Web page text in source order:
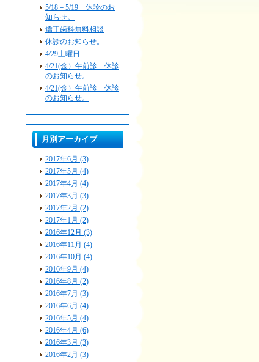
5/18－5/19 休診のお
知らせ。
矯正歯科無料相談
休診のお知らせ。
4/29土曜日
4/21(金）午前診 休診
のお知らせ。
4/21(金）午前診 休診
のお知らせ。
月別アーカイブ
2017年6月 (3)
2017年5月 (4)
2017年4月 (4)
2017年3月 (3)
2017年2月 (2)
2017年1月 (2)
2016年12月 (3)
2016年11月 (4)
2016年10月 (4)
2016年9月 (4)
2016年8月 (2)
2016年7月 (3)
2016年6月 (4)
2016年5月 (4)
2016年4月 (6)
2016年3月 (3)
2016年2月 (3)